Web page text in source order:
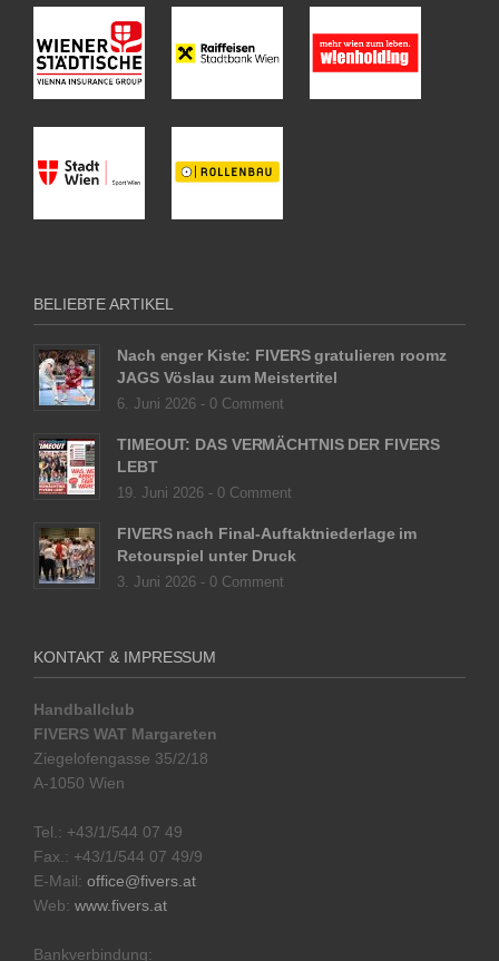
BELIEBTE ARTIKEL
Nach enger Kiste: FIVERS gratulieren roomz
JAGS Vöslau zum Meistertitel
6. Juni 2026 - 0 Comment
TIMEOUT: DAS VERMÄCHTNIS DER FIVERS
LEBT
19. Juni 2026 - 0 Comment
FIVERS nach Final-Auftaktniederlage im
Retourspiel unter Druck
3. Juni 2026 - 0 Comment
KONTAKT & IMPRESSUM
Handballclub
FIVERS WAT Margareten
Ziegelofengasse 35/2/18
A-1050 Wien
Tel.: +43/1/544 07 49
Fax.: +43/1/544 07 49/9
E-Mail: office@fivers.at
Web: www.fivers.at
Bankverbindung: